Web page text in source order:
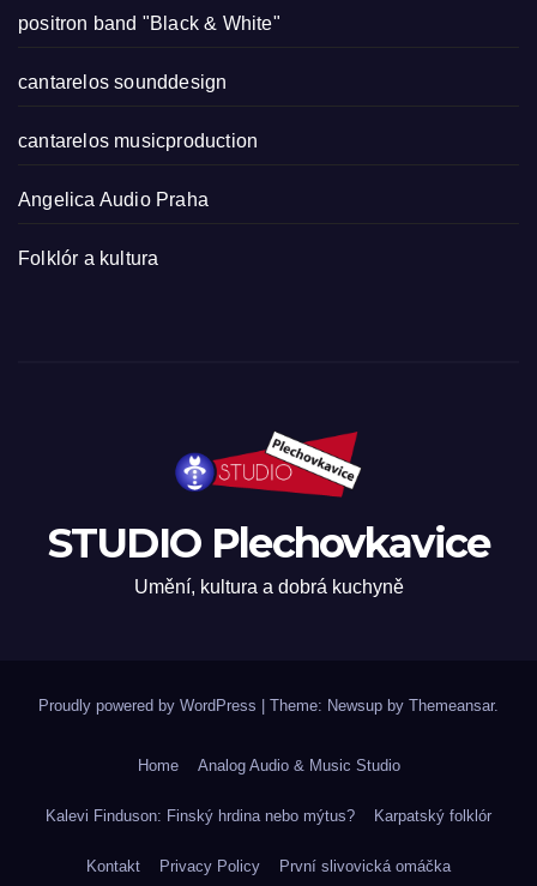
positron band "Black & White"
cantarelos sounddesign
cantarelos musicproduction
Angelica Audio Praha
Folklór a kultura
STUDIO Plechovkavice
Umění, kultura a dobrá kuchyně
Proudly powered by WordPress Theme: Newsup by Themeansar.
Home Analog Audio & Music Studio
Kalevi Finduson: Finský hrdina nebo mýtus? Karpatský folklór
Kontakt Privacy Policy První slivovická omáčka